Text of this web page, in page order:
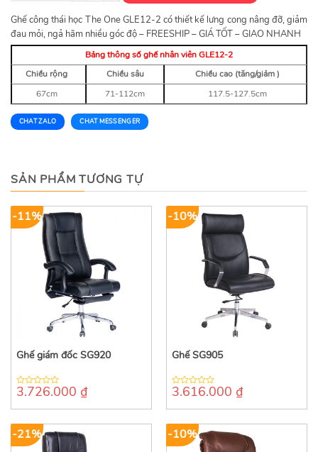
Ghế công thái học The One GLE12-2 có thiết kế lưng cong nâng đỡ, giảm
đau mỏi, ngả hãm nhiều góc độ – FREESHIP – GIÁ TỐT – GIAO NHANH
Bảng thông số ghế nhân viên GLE12-2
Chiều rộng
Chiều sâu
Chiều cao (tăng/giảm )
67cm
71-112cm 117.5-127.5cm
CHAT ZALO CHAT MESSENGER
SẢN PHẨM TƯƠNG TỰ
-11%
Ghế giám đốc SG920
0
of
3.726.000 ₫
-10%
Ghế SG905
0
of
3.616.000 ₫
-21% -10%